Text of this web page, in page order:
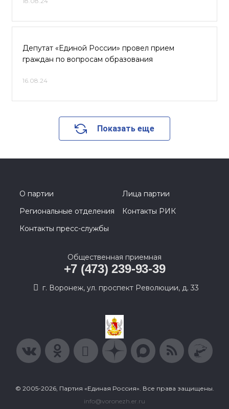
Депутат «Единой России» провел прием
граждан по вопросам образования
16.08.24
Показать еще
О партии
Лица партии
Региональные отделения
Контакты РИК
Контакты пресс-службы
Общественная приемная
+7 (473) 239-93-39
г. Воронеж, ул. проспект Революции, д. 33
© 2005-2026, Партия «Единая Россия». Все права защищены.
info@voronezh.er.ru